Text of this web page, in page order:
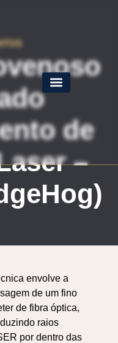
de
–
envolve a
de um fino
de fibra óptica,
raios
por dentro das